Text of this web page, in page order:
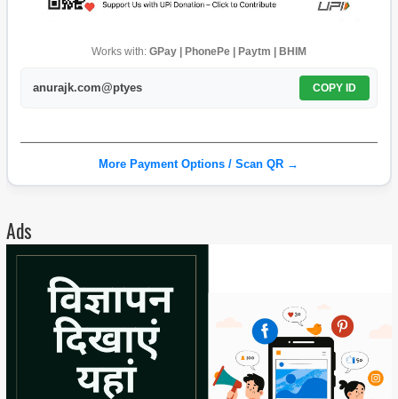
Works with: GPay | PhonePe | Paytm | BHIM
anurajk.com@ptyes COPY ID
More Payment Options / Scan QR →
Ads